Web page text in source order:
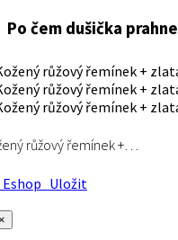
Po čem dušička prahne
růžový řemínek +…
Uložit